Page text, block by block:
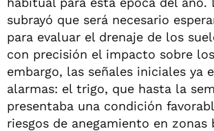
subrayó que será necesario
para evaluar el drenaje de los
con precisión el impacto sobre
embargo, las señales iniciales ya
alarmas: el trigo, que hasta la
presentaba una condición
riesgos de anegamiento en zonas